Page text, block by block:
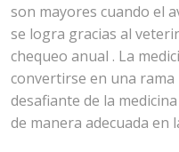
son mayores cuando el
se logra gracias al
chequeo anual . La
convertirse en una
desafiante de la
de manera adecuada en